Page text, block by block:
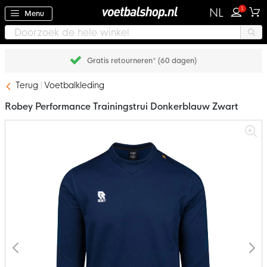
Menu NL 1
Gratis retourneren* (60 dagen)
Terug Voetbalkleding
Robey Performance Trainingstrui Donkerblauw Zwart